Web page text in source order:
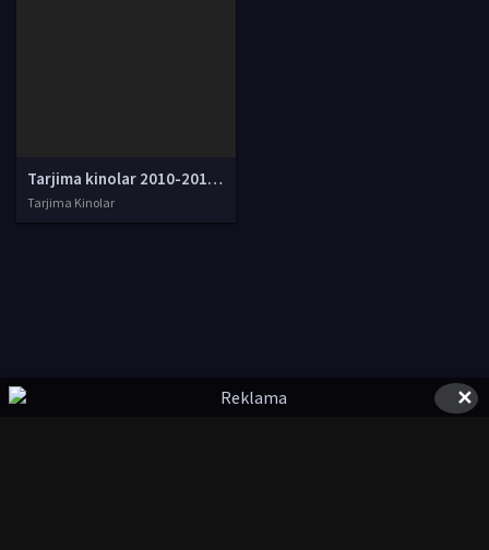
Tarjima kinolar 2010-2011-2012-2013-2014-2015-2016-2017-2018-2019-2020-2021-2022-2023-2024-2025 O'zbek tilida Uzbek tarjima Full HD
Tarjima Kinolar
✕